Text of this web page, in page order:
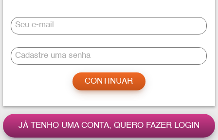
Seu e-mail
Cadastre uma senha
JÁ TENHO UMA CONTA, QUERO FAZER LOGIN